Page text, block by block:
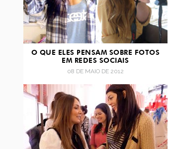
O QUE ELES PENSAM SOBRE FOTOS
EM REDES SOCIAIS
08 DE MAIO DE 2012